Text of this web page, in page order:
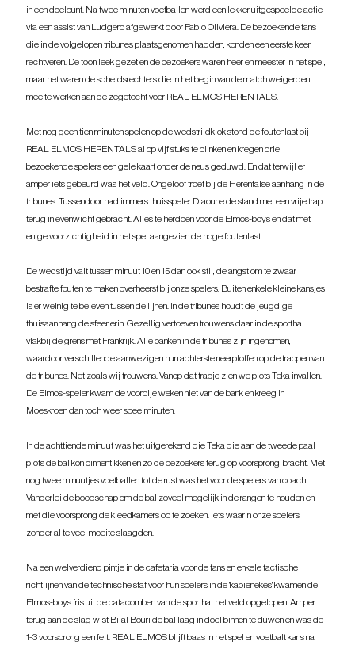
in een doelpunt. Na twee minuten voetballen werd een lekker uitgespeelde actie
via een assist van Ludgero afgewerkt door Fabio Oliviera. De bezoekende fans
die in de volgelopen tribunes plaatsgenomen hadden, konden een eerste keer
rechtveren. De toon leek gezet en de bezoekers waren heer en meester in het spel,
maar het waren de scheidsrechters die in het begin van de match weigerden
mee te werken aan de zegetocht voor REAL ELMOS HERENTALS.
Met nog geen tien minuten spelen op de wedstrijdklok stond de foutenlast bij
REAL ELMOS HERENTALS al op vijf stuks te blinken en kregen drie
bezoekende spelers een gele kaart onder de neus geduwd. En dat terwijl er
amper iets gebeurd was het veld. Ongeloof troef bij de Herentalse aanhang in de
tribunes. Tussendoor had immers thuisspeler Diaoune de stand met een vrije trap
terug in evenwicht gebracht. Alles te herdoen voor de Elmos-boys en dat met
enige voorzichtigheid in het spel aangezien de hoge foutenlast.
De wedstijd valt tussen minuut 10 en 15 dan ook stil, de angst om te zwaar
bestrafte fouten te maken overheerst bij onze spelers. Buiten enkele kleine kansjes
is er weinig te beleven tussen de lijnen. In de tribunes houdt de jeugdige
thuisaanhang de sfeer erin. Gezellig vertoeven trouwens daar in de sporthal
vlakbij de grens met Frankrijk. Alle banken in de tribunes zijn ingenomen,
waardoor verschillende aanwezigen hun achterste neerploffen op de trappen van
de tribunes. Net zoals wij trouwens. Vanop dat trapje zien we plots Teka invallen.
De Elmos-speler kwam de voorbije weken niet van de bank en kreeg in
Moeskroen dan toch weer speelminuten.
In de achttiende minuut was het uitgerekend die Teka die aan de tweede paal
plots de bal kon binnentikken en zo de bezoekers terug op voorsprong  bracht. Met
nog twee minuutjes voetballen tot de rust was het voor de spelers van coach
Vanderlei de boodschap om de bal zoveel mogelijk in de rangen te houden en
met die voorsprong de kleedkamers op te zoeken. Iets waarin onze spelers
zonder al te veel moeite slaagden.
Na een welverdiend pintje in de cafetaria voor de fans en enkele tactische
richtlijnen van de technische staf voor hun spelers in de 'kabienekes' kwamen de
Elmos-boys fris uit de catacomben van de sporthal het veld opgelopen. Amper
terug aan de slag wist Bilal Bouri de bal laag in doel binnen te duwen en was de
1-3 voorsprong een feit. REAL ELMOS blijft baas in het spel en voetbalt kans na